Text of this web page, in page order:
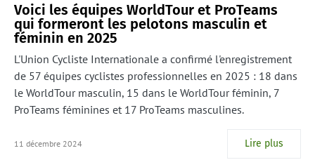
Voici les équipes WorldTour et ProTeams
qui formeront les pelotons masculin et
féminin en 2025
L'Union Cycliste Internationale a confirmé l'enregistrement
de 57 équipes cyclistes professionnelles en 2025 : 18 dans
le WorldTour masculin, 15 dans le WorldTour féminin, 7
ProTeams féminines et 17 ProTeams masculines.
11 décembre 2024 Lire plus